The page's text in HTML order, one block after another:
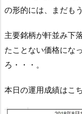
の形的には、まだも
主要銘柄が軒並み下
たことない価格にな
ろ・・・。
本日の運用成績はこ